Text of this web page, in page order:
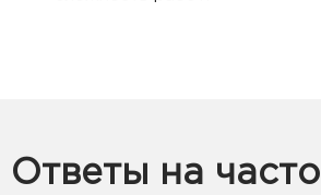
Ответы на часто